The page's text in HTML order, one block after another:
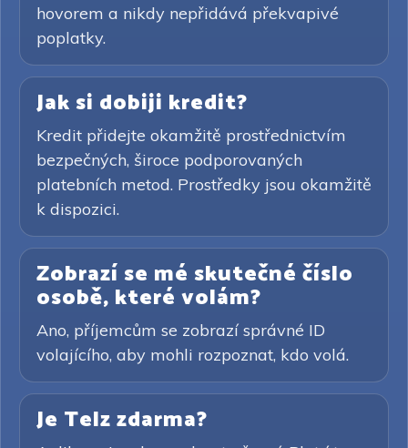
hovorem a nikdy nepřidává překvapivé
poplatky.
Jak si dobiji kredit?
Kredit přidejte okamžitě prostřednictvím
bezpečných, široce podporovaných
platebních metod. Prostředky jsou okamžitě
k dispozici.
Zobrazí se mé skutečné číslo
osobě, které volám?
Ano, příjemcům se zobrazí správné ID
volajícího, aby mohli rozpoznat, kdo volá.
Je Telz zdarma?